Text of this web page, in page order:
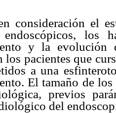
consideración el
endoscópicos, los
y la evolución
los pacientes que
a una
El tamaño de
previos
del